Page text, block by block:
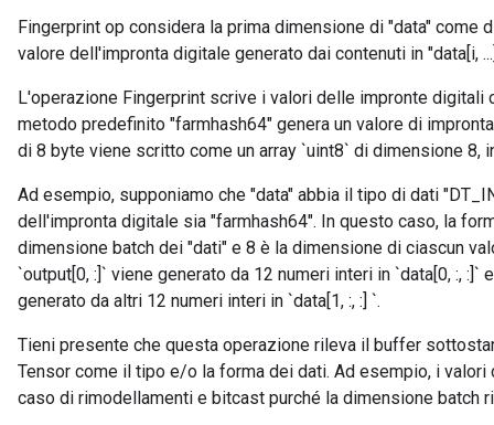
Fingerprint op considera la prima dimensione di "data" come
valore dell'impronta digitale generato dai contenuti in "data[i,
L'operazione Fingerprint scrive i valori delle impronte digitali
metodo predefinito "farmhash64" genera un valore di
di 8 byte viene scritto come un array `uint8` di dimensione 8,
Ad esempio, supponiamo che "data" abbia il tipo di dati
dell'impronta digitale sia "farmhash64". In questo caso, la
dimensione batch dei "dati" e 8 è la dimensione di ciascun
`output[0, :]` viene generato da 12 numeri interi in `data[0, :, :]`
generato da altri 12 numeri interi in `data[1, :, :] `.
Tieni presente che questa operazione rileva il buffer
Tensor come il tipo e/o la forma dei dati. Ad esempio, i
caso di rimodellamenti e bitcast purché la dimensione batch